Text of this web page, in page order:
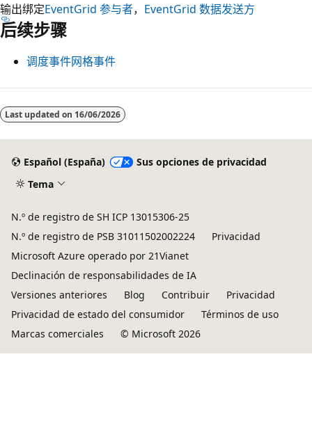
输出绑定EventGrid 参与者， EventGrid 数据发送方
后续步骤
调度事件网格事件
Last updated on 16/06/2026
Español (España)
Sus opciones de privacidad
Tema
N.º de registro de SH ICP 13015306-25
N.º de registro de PSB 31011502002224
Privacidad
Microsoft Azure operado por 21Vianet
Declinación de responsabilidades de IA
Versiones anteriores
Blog Contribuir
Privacidad
Privacidad de estado del consumidor
Términos de uso
Marcas comerciales
© Microsoft 2026